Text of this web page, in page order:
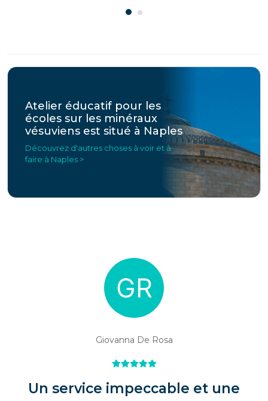
Atelier éducatif pour les
écoles sur les minéraux
vésuviens est situé à Naples
Découvrez d'autres choses à voir et à
faire à Naples >
Giovanna De Rosa
Un service impeccable et une